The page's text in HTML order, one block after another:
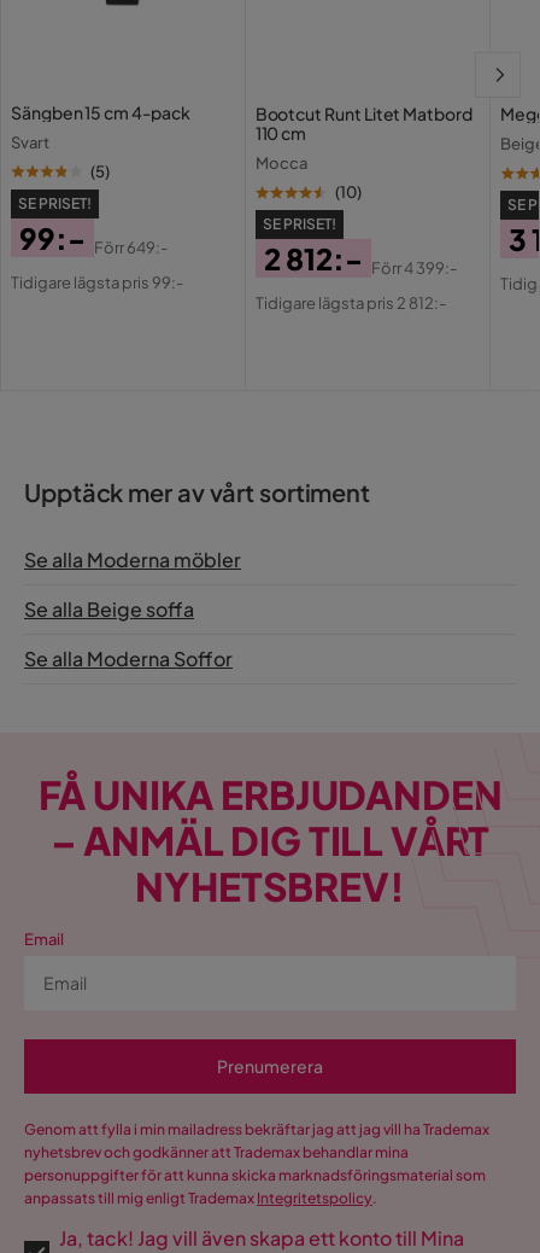
Eukalyptus
Sängben 15 cm 4-pack
Svart
(5)
SE PRISET!
Pris
99:-
Original
Förr649:-
Tidigare lägsta pris 99:-
Bootcut Runt Litet Matbord
110 cm
Mocca
(10)
SE PRISET!
Pris
2 812:-
Original
Förr4 399:-
Tidigare lägsta pris 2 812:-
SE
3
Upptäck mer av vårt sortiment
Se alla Moderna möbler
Se alla Beige soffa
Se alla Moderna Soffor
FÅ UNIKA ERBJUDANDEN
– ANMÄL DIG TILL VÅRT
NYHETSBREV!
Email
Prenumerera
Genom att fylla i min mailadress bekräftar jag att jag vill ha Trademax
nyhetsbrev och godkänner att Trademax behandlar mina
personuppgifter för att kunna skicka marknadsföringsmaterial som
anpassats till mig enligt Trademax Integritetspolicy.
Ja, tack! Jag vill även skapa ett konto till Mina